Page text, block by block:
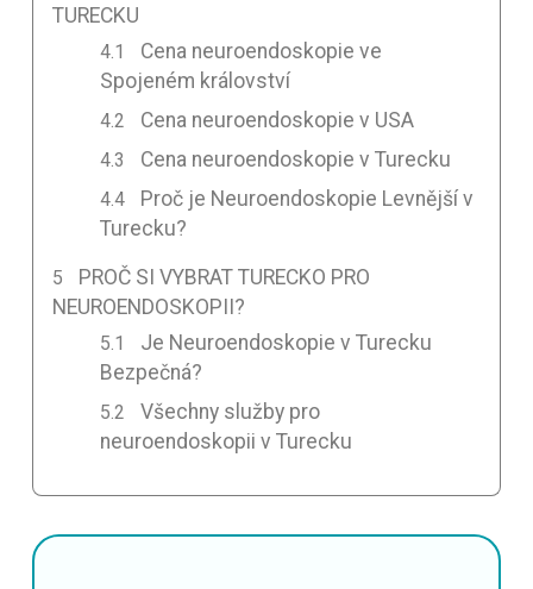
TURECKU
Cena neuroendoskopie ve
Spojeném království
Cena neuroendoskopie v USA
Cena neuroendoskopie v Turecku
Proč je Neuroendoskopie Levnější v
Turecku?
PROČ SI VYBRAT TURECKO PRO
NEUROENDOSKOPII?
Je Neuroendoskopie v Turecku
Bezpečná?
Všechny služby pro
neuroendoskopii v Turecku